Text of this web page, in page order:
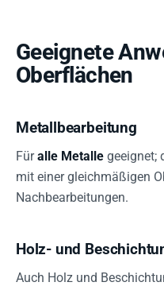
Geeignete
Oberflächen
Metallbearbeitung
Füralle Metalle geeignet;
mit einer gleichmäßigen
Nachbearbeitungen.
Holz- und
Auch Holz und